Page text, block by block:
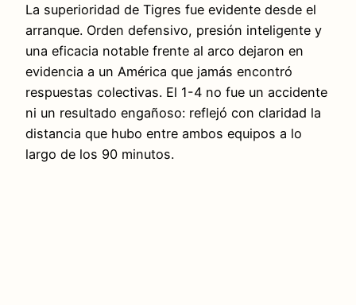
La superioridad de Tigres fue evidente desde el
arranque. Orden defensivo, presión inteligente y
una eficacia notable frente al arco dejaron en
evidencia a un América que jamás encontró
respuestas colectivas. El 1-4 no fue un accidente
ni un resultado engañoso: reflejó con claridad la
distancia que hubo entre ambos equipos a lo
largo de los 90 minutos.